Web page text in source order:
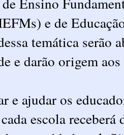
e de
temática serão
e darão origem
e ajudar os
escola